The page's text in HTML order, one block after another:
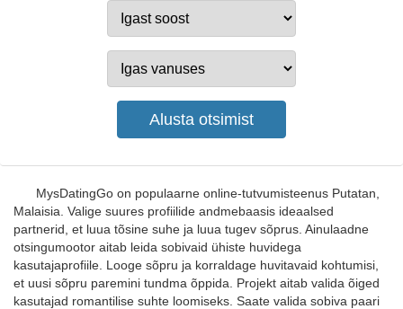
MysDatingGo on populaarne online-tutvumisteenus Putatan,
Malaisia. Valige suures profiilide andmebaasis ideaalsed
partnerid, et luua tõsine suhe ja luua tugev sõprus. Ainulaadne
otsingumootor aitab leida sobivaid ühiste huvidega
kasutajaprofiile. Looge sõpru ja korraldage huvitavaid kohtumisi,
et uusi sõpru paremini tundma õppida. Projekt aitab valida õiged
kasutajad romantilise suhte loomiseks. Saate valida sobiva paari